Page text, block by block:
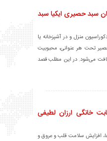
سبد حصیری ایکیا سبد
منزل و در آشپزخانه یا
تحت هر عنوانی، محبوبیت
یافت می‌شود. در این مطلب قصد
خانگی ارزان لطیفی
افزایش سلامت قلب و عروق و